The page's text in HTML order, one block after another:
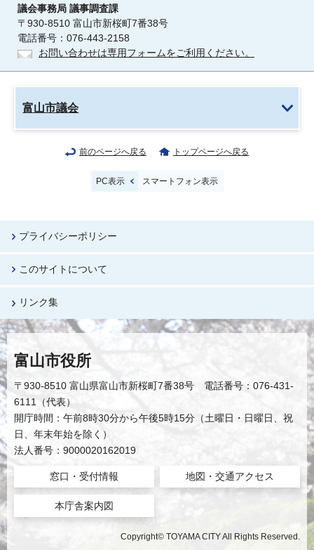
議会事務局 議事調査課
〒930-8510 富山市新桜町7番38号
電話番号：076-443-2158
お問い合わせは専用フォームをご利用ください。
富山市議会
前のページへ戻る トップページへ戻る
PC表示 スマートフォン表示
プライバシーポリシー
このサイトについて
リンク集
富山市役所
〒930-8510 富山県富山市新桜町7番38号 電話番号：076-431-
6111（代表）
開庁時間：午前8時30分から午後5時15分（土曜日・日曜日、祝
日、年末年始を除く）
法人番号：9000020162019
窓口・受付情報 地図・交通アクセス
本庁舎案内図
Copyright© TOYAMA CITY All Rights Reserved.